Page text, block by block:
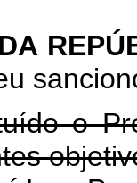
o